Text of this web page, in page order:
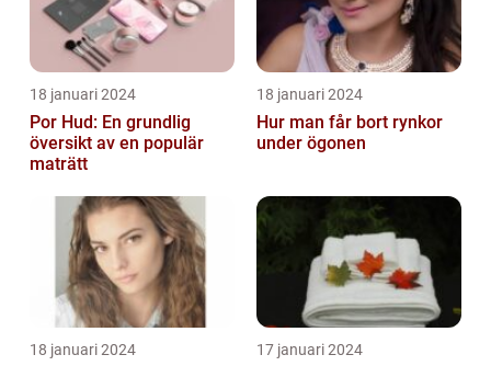
18 januari 2024
Por Hud: En grundlig
översikt av en populär
maträtt
18 januari 2024
Hur man får bort rynkor
under ögonen
18 januari 2024 17 januari 2024